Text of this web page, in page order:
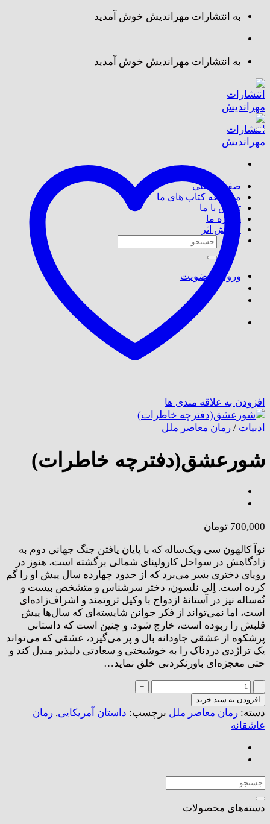
Skip
content
به انتشارات مهراندیش خوش آمدید
به انتشارات مهراندیش خوش آمدید
صفحه اصلی
مجموعه کتاب های ما
تماس با ما
درباره ما
پذیرش اثر
جستجو
برای:
ورود / عضویت
افزودن به علاقه مندی ها
ادبیات / رمان معاصر ملل
شورعشق(دفترچه خاطرات)
700,000 تومان
نوآ کالهون سی ویک‌ساله که با پایان یافتن جنگ جهانی دوم به
زادگاهش در سواحل کارولینای شمالی برگشته است، هنوز در
رویای دختری بسر می‌برد که از حدود چهارده سال پیش او را گم
کرده است. اِلی نلسون، دختر سرشناس و متشخص بیست و
نُه‌ساله نیز در آستانهٔ ازدواج با وکیل ثروتمند و اشراف‌زاده‌ای
است، اما نمی‌تواند از فکر جوانن شایسته‌ای که سال‌ها پیش
قلبش را ربوده است، خارج شود. و چنین است که داستانی
پرشکوه از عشقی جاودانه بال و پر می‌گیرد، عشقی که می‌تواند
یک تراژدی دردناک را به خوشبختی و سعادتی دلپذیر مبدل کند و
حتی معجزه‌ای باورنکردنی خلق نماید…
شورعشق(دفترچه
خاطرات)
عدد
افزودن به سبد خرید
دسته: رمان معاصر ملل برچسب: داستان آمریکایی, رمان
عاشقانه
جستجو
برای:
دسته‌های محصولات